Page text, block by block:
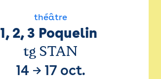
théâtre
1, 2, 3 Poquelin
tg STAN
14→ 17 oct.